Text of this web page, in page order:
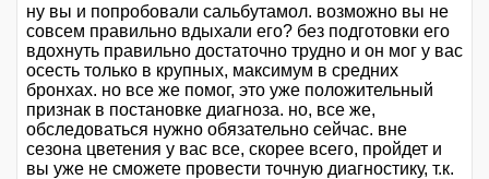
ну вы и попробовали сальбутамол. возможно вы не
совсем правильно вдыхали его? без подготовки его
вдохнуть правильно достаточно трудно и он мог у вас
осесть только в крупных, максимум в средних
бронхах. но все же помог, это уже положительный
признак в постановке диагноза. но, все же,
обследоваться нужно обязательно сейчас. вне
сезона цветения у вас все, скорее всего, пройдет и
вы уже не сможете провести точную диагностику, т.к.